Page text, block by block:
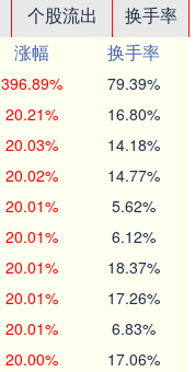
个股流出
换手率
涨幅
换手率
396.89% 79.39%
20.21% 16.80%
20.03% 14.18%
20.02% 14.77%
20.01% 5.62%
20.01% 6.12%
20.01% 18.37%
20.01% 17.26%
20.01% 6.83%
20.00% 17.06%